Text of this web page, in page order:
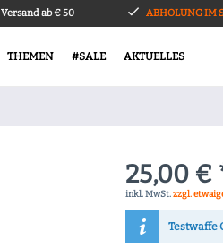
Versand ab € 50 ABHOLUNG IM
THEMEN #SALE AKTUELLES
25,00 €
inkl. MwSt.zzgl.
Testwaffe